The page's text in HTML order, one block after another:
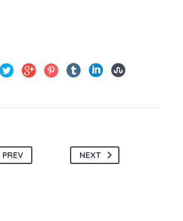
PREV NEXT